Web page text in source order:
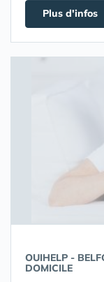
Plus d'infos
OUIHELP -
DOMICILE